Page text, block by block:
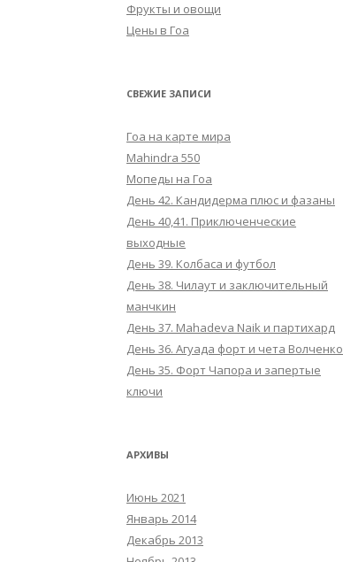
Фрукты и овощи
Цены в Гоа
СВЕЖИЕ ЗАПИСИ
Гоа на карте мира
Mahindra 550
Мопеды на Гоа
День 42. Кандидерма плюс и фазаны
День 40,41. Приключенческие
выходные
День 39. Колбаса и футбол
День 38. Чилаут и заключительный
манчкин
День 37. Mahadeva Naik и партихард
День 36. Агуада форт и чета Волченко
День 35. Форт Чапора и запертые
ключи
АРХИВЫ
Июнь 2021
Январь 2014
Декабрь 2013